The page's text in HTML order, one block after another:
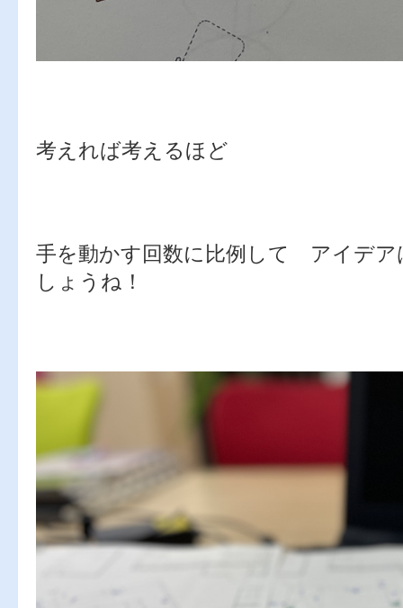
考えれば考えるほど
手を動かす回数に比例して アイデ
しょうね！